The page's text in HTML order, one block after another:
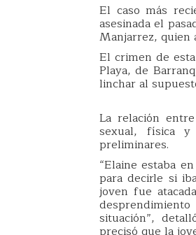
El caso más
asesinada el
Manjarrez, quien
El crimen de
Playa, de
linchar al
La relación
sexual, física y
preliminares.
“Elaine estaba
para decirle si
joven fue
situación”,